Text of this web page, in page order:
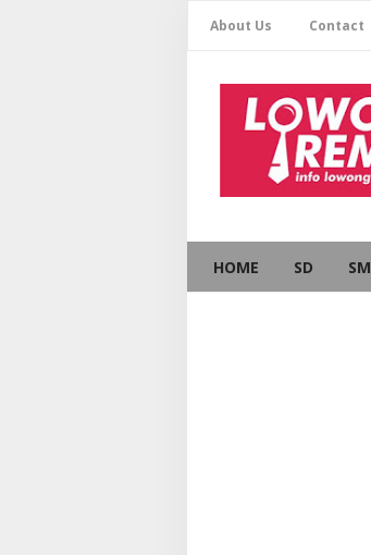
About Us Contact
HOME SD